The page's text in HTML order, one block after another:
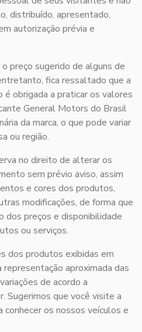
distribuído, apresentado,
autorização prévia e
preço sugerido de alguns de
fica ressaltado que a
é obrigada a praticar os valores
General Motors do Brasil
da marca, o que pode variar
ou região.
no direito de alterar os
sem prévio aviso, assim
e cores dos produtos,
modificações, de forma que
dos preços e disponibilidade
ou serviços.
dos produtos exibidas em
aproximada das
de acordo a
Sugerimos que você visite a
conhecer os nossos veículos e